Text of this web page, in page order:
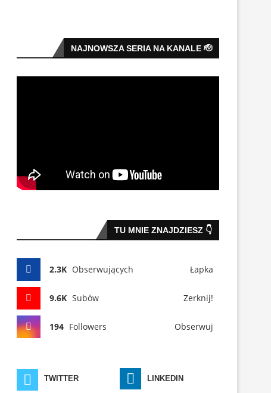
NAJNOWSZA SERIA NA KANALE 🫡
TU MNIE ZNAJDZIESZ 👇
2.3K Obserwujących Łapka
9.6K Subów Zerknij!
194 Followers Obserwuj
TWITTER LINKEDIN